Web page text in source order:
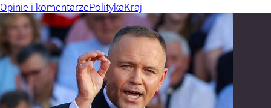
Opinie i komentarzePolitykaKraj